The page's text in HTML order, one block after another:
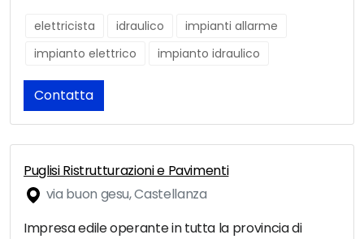
elettricista idraulico
impianti allarme
impianto elettrico
impianto idraulico
Contatta
Puglisi Ristrutturazioni e Pavimenti
via buon gesu, Castellanza
Impresa edile operante in tutta la provincia di